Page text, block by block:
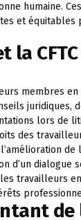
humaine.
et
la
membres
juridiques,
lors de
des
d’un dialogue
travailleurs
de